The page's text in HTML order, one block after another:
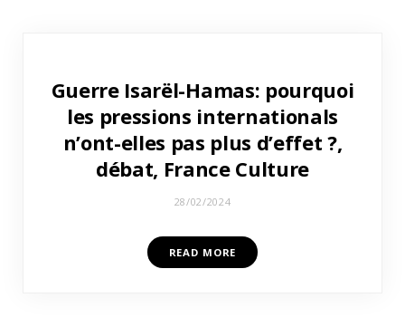
Guerre Isarël-Hamas: pourquoi
les pressions internationals
n’ont-elles pas plus d’effet ?,
débat, France Culture
28/02/2024
READ MORE